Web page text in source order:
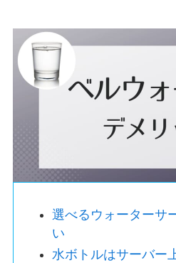
選べるウォーターサ
い
水ボトルはサーバー